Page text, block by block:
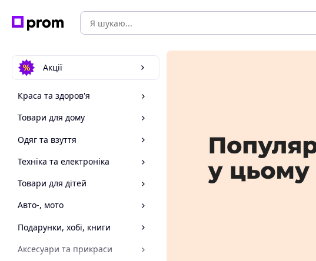
Акції
Краса та здоров'я
Товари для дому
Одяг та взуття
Техніка та електроніка
Товари для дітей
Авто-, мото
Подарунки, хобі, книги
Аксесуари та прикраси